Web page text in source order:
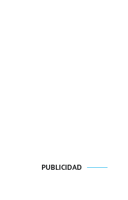
PUBLICIDAD